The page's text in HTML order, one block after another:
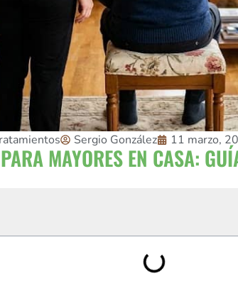
Sergio González 11 marzo,
MAYORES EN CASA: